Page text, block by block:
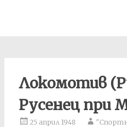
Локомотив
Русенец при
25 април 1948